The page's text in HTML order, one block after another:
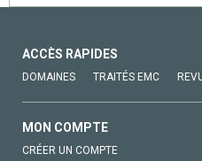
ACCÈS RAPIDES
DOMAINES TRAITÉS EMC
MON COMPTE
CRÉER UN COMPTE